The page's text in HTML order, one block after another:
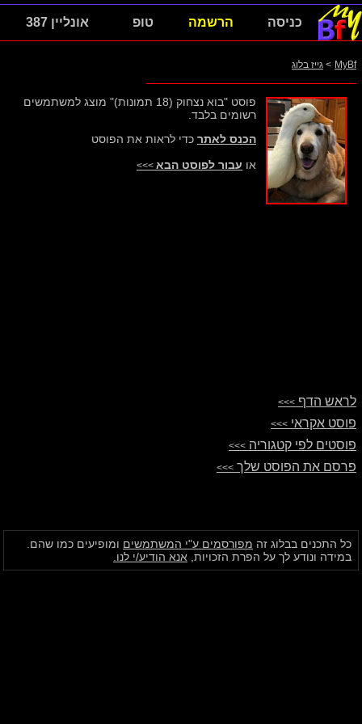
כניסה הרשמה טופ אונליין 387
MyBf
> גייז בלוג
פוסט "בוא נצחוק (18 תמונות)" מוצג למשתמשים
רשומים בלבד.
הכנס לאתר כדי לראות את הפוסט
או עבור לפוסט הבא >>>
לראש הדף >>>
פוסט אקראי >>>
פוסטים לפי קטגוריה >>>
פרסם את הפוסט שלך >>>
כל התכנים בבלוג זה מפורסמים ע"י המשתמשים ומופיעים כמו שהם.
במידה ונודע לך על הפרת הזכויות, אנא הודיע/י לנו.